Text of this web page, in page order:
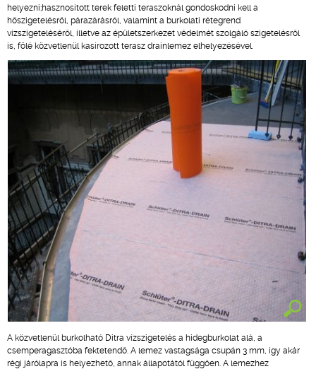
helyezni;hasznosított terek feletti teraszoknál gondoskodni kell a
hőszigetelésről, párazárásról, valamint a burkolati rétegrend
vízszigeteléséről, illetve az épületszerkezet védelmét szolgáló szigetelésről
is, fölé közvetlenül kasírozott terasz drainlemez elhelyezésével.
A közvetlenül burkolható Ditra vízszigetelés a hidegburkolat alá, a
csemperagasztóba fektetendő. A lemez vastagsága csupán 3 mm, így akár
régi járólapra is helyezhető, annak állapotától függően. A lemezhez